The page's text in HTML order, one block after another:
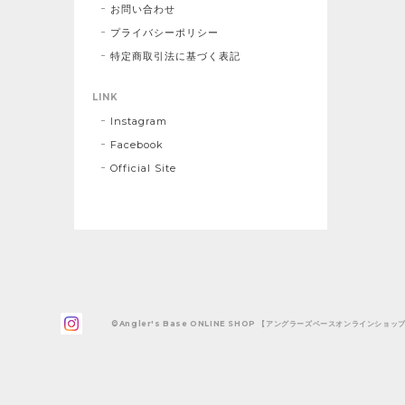
お問い合わせ
プライバシーポリシー
特定商取引法に基づく表記
LINK
Instagram
Facebook
Official Site
©Angler's Base ONLINE SHOP 【アングラーズベースオンラインショッ